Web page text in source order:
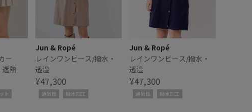
ー
遮熱
ト
Jun & Ropé
レインワンピース/撥水・
透湿
¥47,300
通気性 撥水加工
Jun & Ropé
レインワンピース/撥水・
透湿
¥47,300
通気性 撥水加工